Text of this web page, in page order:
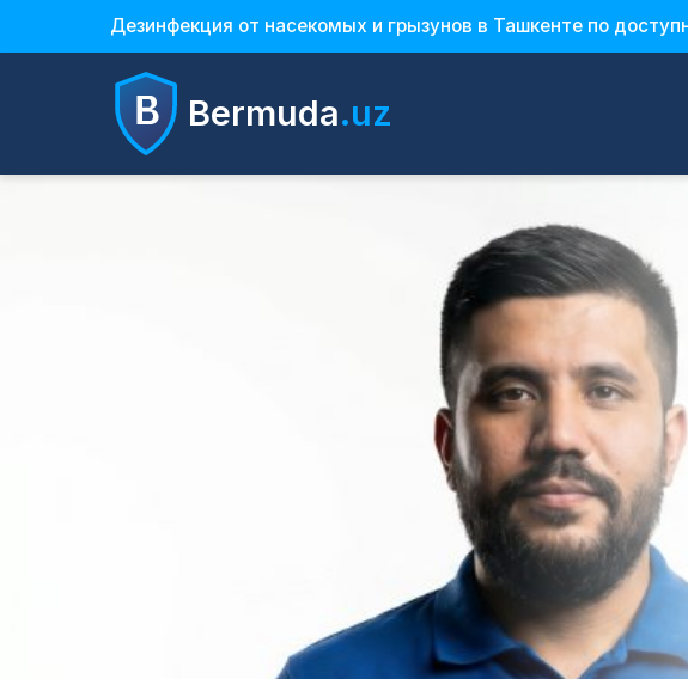
Дезинфекция от насекомых и грызунов в Ташкенте по
Bermuda.uz